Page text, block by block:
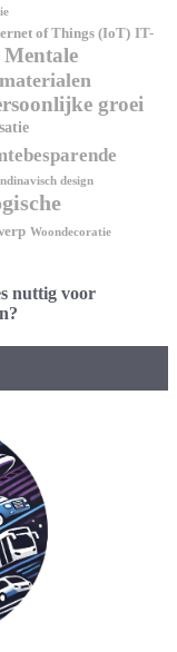
of Things (IoT) IT-
Mentale
groei
design
Woondecoratie
nuttig voor